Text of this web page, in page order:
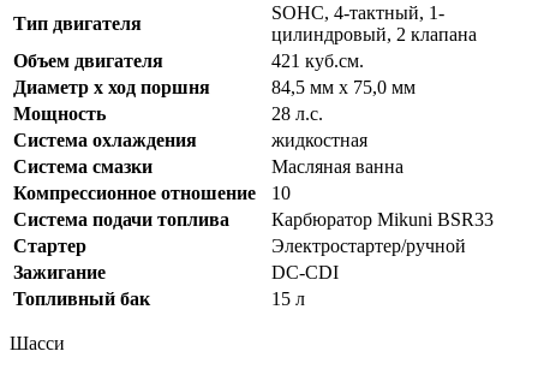
Тип двигателя
SOHC, 4-тактный, 1-
цилиндровый, 2 клапана
Объем двигателя
421 куб.см.
Диаметр х ход поршня
84,5 мм х 75,0 мм
Мощность
28 л.с.
Система охлаждения
жидкостная
Система смазки
Масляная ванна
Компрессионное отношение
10
Система подачи топлива
Карбюратор Mikuni BSR33
Стартер
Электростартер/ручной
Зажигание
DC-CDI
Топливный бак
15 л
Шасси